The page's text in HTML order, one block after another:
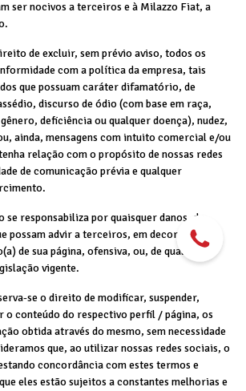
ser nocivos a terceiros e à Milazzo Fiat, a
de excluir, sem prévio aviso, todos os
com a política da empresa, tais
que possuam caráter difamatório, de
discurso de ódio (com base em raça,
deficiência ou qualquer doença), nudez,
ainda, mensagens com intuito comercial e/ou
relação com o propósito de nossas redes
de comunicação prévia e qualquer
se responsabiliza por quaisquer danos, de
possam advir a terceiros, em decorrência de
de sua página, ofensiva, ou, de qualquer
vigente.
se o direito de modificar, suspender,
conteúdo do respectivo perfil / página, os
obtida através do mesmo, sem necessidade
que, ao utilizar nossas redes sociais, o
concordância com estes termos e
eles estão sujeitos a constantes melhorias e